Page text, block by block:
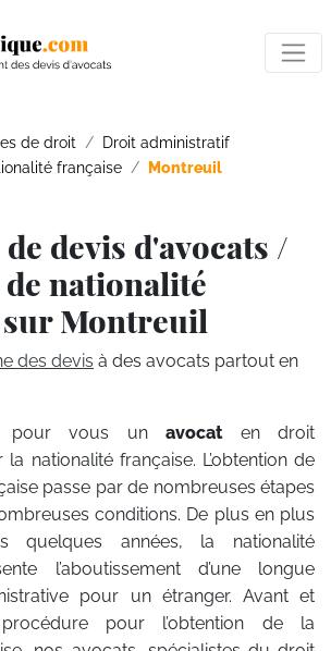
de droit
Droit administratif
française
Montreuil
devis d'avocats /
nationalité
Montreuil
des devis à des avocats partout en
pour vous unavocat en droit
nationalité française. L’obtention de
passe par de nombreuses étapes
conditions. De plus en plus
quelques années, la nationalité
l’aboutissement d’une longue
pour un étranger. Avant et
pour l’obtention de la